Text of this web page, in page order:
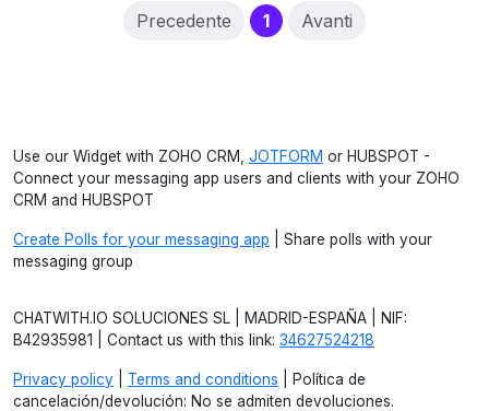
Precedente 1(current)
Avanti
Use our Widget with ZOHO CRM, JOTFORM or HUBSPOT -
Connect your messaging app users and clients with your ZOHO
CRM and HUBSPOT
Create Polls for your messaging app | Share polls with your
messaging group
CHATWITH.IO SOLUCIONES SL | MADRID-ESPAÑA | NIF:
B42935981 | Contact us with this link: 34627524218
Privacy policy Terms and conditions | Política de
cancelación/devolución: No se admiten devoluciones.